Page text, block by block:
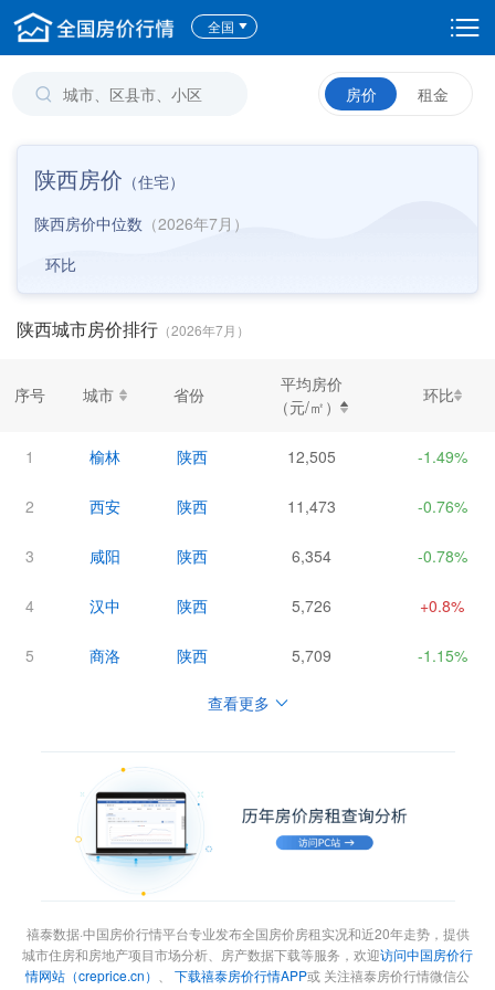
全国
房价 租金
陕西房价 （住宅）
陕西房价中位数 （2026年7月）
环比
陕西城市房价排行 （2026年7月）
序号 城市 省份
平均房价
（元/㎡）
环比
1 榆林 陕西 12,505 -1.49%
2 西安 陕西 11,473 -0.76%
3 咸阳 陕西 6,354 -0.78%
4 汉中 陕西 5,726 +0.8%
5 商洛 陕西 5,709 -1.15%
查看更多
禧泰数据·中国房价行情平台专业发布全国房价房租实况和近20年走势，提供
城市住房和房地产项目市场分析、房产数据下载等服务，欢迎访问中国房价行
情网站（creprice.cn）
下载禧泰房价行情APP或 关注禧泰房价行情微信公